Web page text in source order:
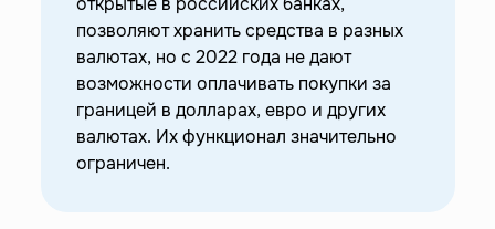
позволяют хранить средства в разных
валютах, но с 2022 года не дают
возможности оплачивать покупки за
границей в долларах, евро и других
валютах. Их функционал значительно
ограничен.